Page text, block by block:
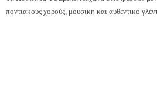
ποντιακούς χορούς, μουσική και αυθεντικό